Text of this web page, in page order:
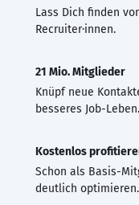
Lass Dich finden
Recruiter·innen.
21 Mio. Mitglieder
Knüpf neue
besseres Job-Leben.
Kostenlos
Schon als Basis-
deutlich optimieren.